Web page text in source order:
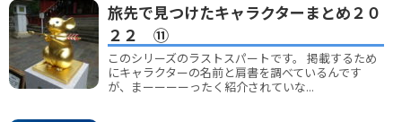
旅先で見つけたキャラクターまとめ２０
２２ ⑪
このシリーズのラストスパートです。 掲載するため
にキャラクターの名前と肩書を調べているんです
が、まーーーーったく紹介されていな...